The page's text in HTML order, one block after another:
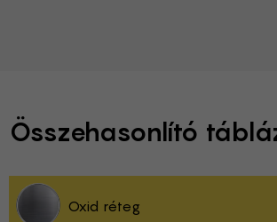
Összehasonlító
Oxid réteg